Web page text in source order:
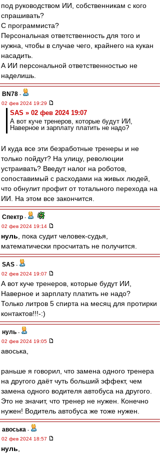
под руководством ИИ, собственникам с кого
спрашивать?
С программиста?
Персональная ответственность для того и
нужна, чтобы в случае чего, крайнего на кукан
насадить.
А ИИ персональной ответственностью не
наделишь.
BN78 -
02 фев 2024 19:29
SAS » 02 фев 2024 19:07
А вот куче тренеров, которые будут ИИ,
Наверное и зарплату платить не надо?
И куда все эти безработные тренеры и не
только пойдут? На улицу, революции
устраивать? Введут налог на роботов,
сопоставимый с расходами на живых людей,
что обнулит профит от тотального перехода на
ИИ. На этом все закончится.
Спектр -
02 фев 2024 19:14
нуль , пока судит человек-судья,
математически просчитать не получится.
SAS -
02 фев 2024 19:07
А вот куче тренеров, которые будут ИИ,
Наверное и зарплату платить не надо?
Только литров 5 спирта на месяц для протирки
контактов!!!-:)
нуль -
02 фев 2024 19:05
авоська,
раньше я говорил, что замена одного тренера
на другого даёт чуть больший эффект, чем
замена одного водителя автобуса на другого.
Это не значит, что тренер не нужен. Конечно
нужен! Водитель автобуса же тоже нужен.
авоська -
02 фев 2024 18:57
нуль